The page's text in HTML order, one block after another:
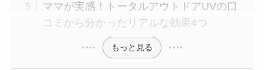
ママが実感！トータルアウトドアUVの口
コミから分かったリアルな効果4つ
もっと見る